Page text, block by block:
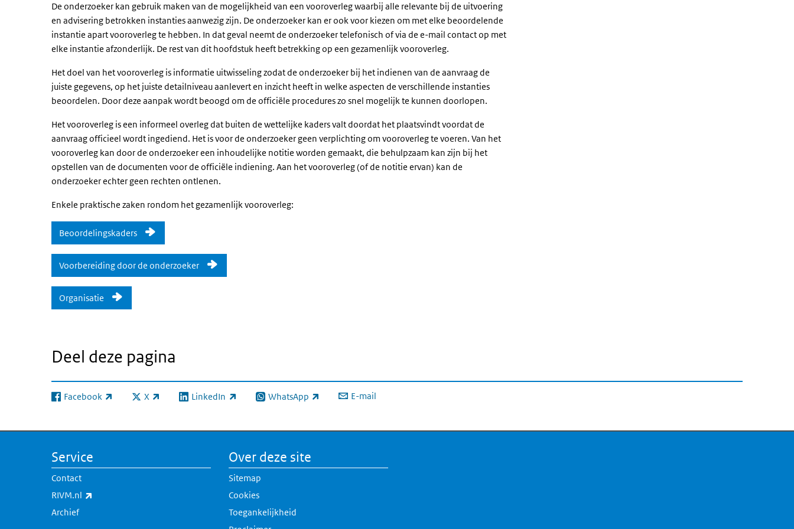
De onderzoeker kan gebruik maken van de mogelijkheid van een vooroverleg waarbij alle relevante bij de uitvoering
en advisering betrokken instanties aanwezig zijn. De onderzoeker kan er ook voor kiezen om met elke beoordelende
instantie apart vooroverleg te hebben. In dat geval neemt de onderzoeker telefonisch of via de e-mail contact op met
elke instantie afzonderlijk. De rest van dit hoofdstuk heeft betrekking op een gezamenlijk vooroverleg.
Het doel van het vooroverleg is informatie uitwisseling zodat de onderzoeker bij het indienen van de aanvraag de
juiste gegevens, op het juiste detailniveau aanlevert en inzicht heeft in welke aspecten de verschillende instanties
beoordelen. Door deze aanpak wordt beoogd om de officiële procedures zo snel mogelijk te kunnen doorlopen.
Het vooroverleg is een informeel overleg dat buiten de wettelijke kaders valt doordat het plaatsvindt voordat de
aanvraag officieel wordt ingediend. Het is voor de onderzoeker geen verplichting om vooroverleg te voeren. Van het
vooroverleg kan door de onderzoeker een inhoudelijke notitie worden gemaakt, die behulpzaam kan zijn bij het
opstellen van de documenten voor de officiële indiening. Aan het vooroverleg (of de notitie ervan) kan de
onderzoeker echter geen rechten ontlenen.
Enkele praktische zaken rondom het gezamenlijk vooroverleg:
Beoordelingskaders
Voorbereiding door de onderzoeker
Organisatie
Deel deze pagina
Facebook
(externe link) X
(externe link) LinkedIn
(externe link) WhatsApp
(externe link) E-mail
Service
Contact
RIVM.nl
Archief
Over deze site
Sitemap
Cookies
Toegankelijkheid